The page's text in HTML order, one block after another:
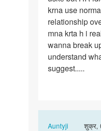
krna use
relationship
mna krta h i
wanna break
understand
suggest.....
Auntyji
शुक्र,
In